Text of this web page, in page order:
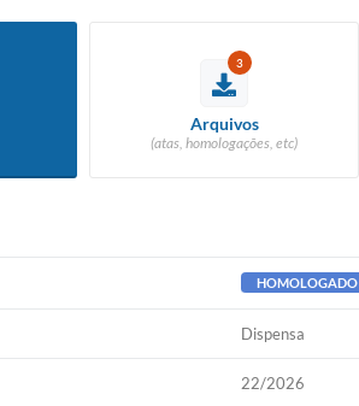
3
Arquivos
(atas, homologações, etc)
HOMOLOGADO
Dispensa
22/2026